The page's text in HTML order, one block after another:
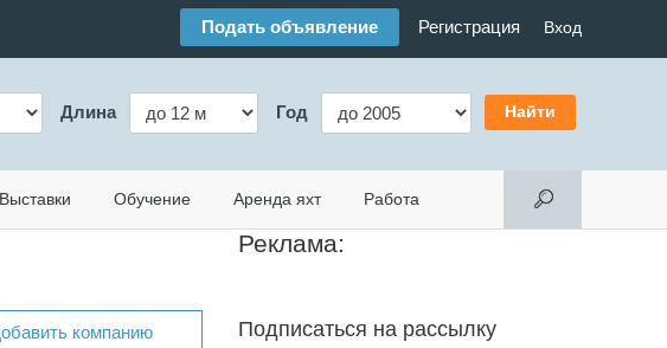
Подать объявление Регистрация Вход
Длина Год
Выставки Обучение Аренда яхт Работа
компанию
Реклама:
Подписаться на рассылку